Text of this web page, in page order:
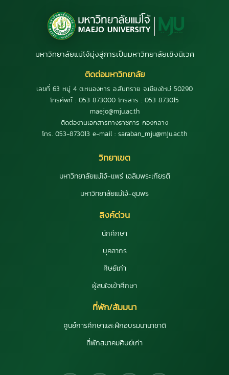
มหาวิทยาลัยแม่โจ้มุ่งสู่การเป็นมหาวิทยาลัยเชิงนิเวศ
ติดต่อมหาวิทยาลัย
เลขที่ 63 หมู่ 4 ต.หนองหาร อ.สันทราย จ.เชียงใหม่ 50290
โทรศัพท์ : 053 873000 โทรสาร : 053 873015
maejo@mju.ac.th
ติดต่องานเอกสารทางราชการ กองกลาง
โทร. 053-873013 e-mail : saraban_mju@mju.ac.th
วิทยาเขต
มหาวิทยาลัยแม่โจ้-แพร่ เฉลิมพระเกียรติ
มหาวิทยาลัยแม่โจ้-ชุมพร
ลิงค์ด่วน
นักศึกษา
บุคลากร
ศิษย์เก่า
ผู้สนใจเข้าศึกษา
ที่พัก/สัมมนา
ศูนย์การศึกษาและฝึกอบรมนานาชาติ
ที่พักสมาคมศิษย์เก่า